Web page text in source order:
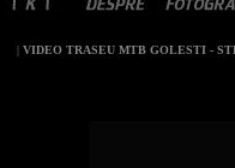
| VIDEO TRASEU MTB GOLESTI -